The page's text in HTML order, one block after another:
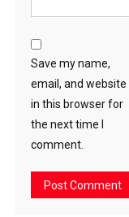
Save my name,
email, and website
in this browser for
the next time I
comment.